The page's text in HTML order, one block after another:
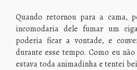
Quando retornou para a cama,
incomodaria dele fumar um
poderia ficar a vontade, e
durante esse tempo. Como eu
estava toda animadinha e tentei